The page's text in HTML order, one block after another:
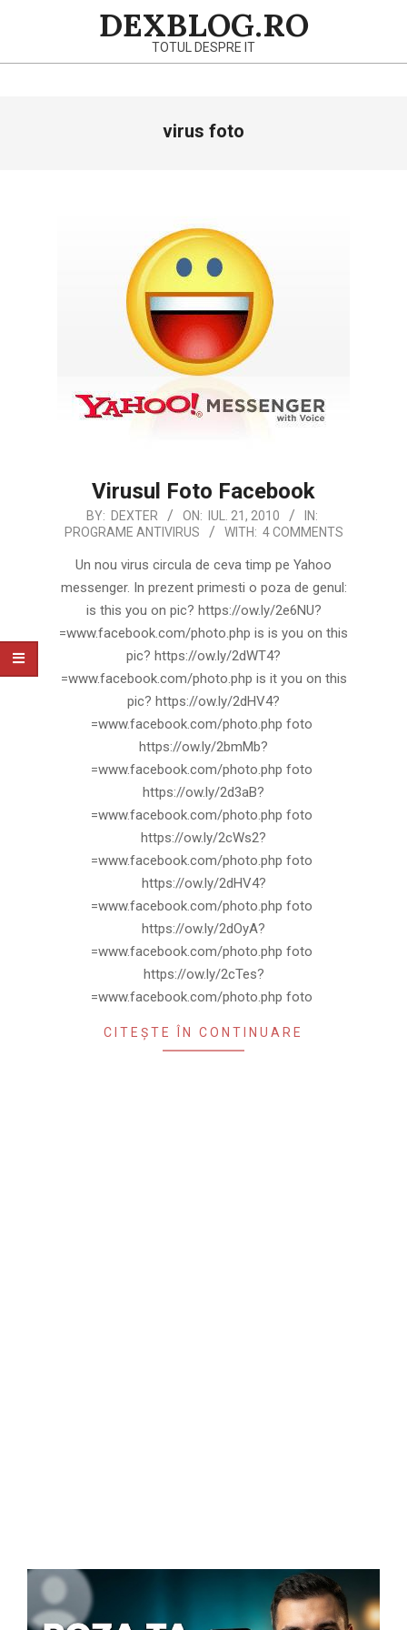
DEXBLOG.RO
TOTUL DESPRE IT
virus foto
Virusul Foto Facebook
2010-
07-
BY: DEXTER ON: IUL. 21, 2010
IN:
PROGRAME ANTIVIRUS
WITH: 4 COMMENTS
Un nou virus circula de ceva timp pe Yahoo
messenger. In prezent primesti o poza de genul:
is this you on pic? https://ow.ly/2e6NU?
=www.facebook.com/photo.php is is you on this
pic? https://ow.ly/2dWT4?
=www.facebook.com/photo.php is it you on this
pic? https://ow.ly/2dHV4?
=www.facebook.com/photo.php foto
https://ow.ly/2bmMb?
=www.facebook.com/photo.php foto
https://ow.ly/2d3aB?
=www.facebook.com/photo.php foto
https://ow.ly/2cWs2?
=www.facebook.com/photo.php foto
https://ow.ly/2dHV4?
=www.facebook.com/photo.php foto
https://ow.ly/2dOyA?
=www.facebook.com/photo.php foto
https://ow.ly/2cTes?
=www.facebook.com/photo.php foto
CITEȘTE ÎN CONTINUARE